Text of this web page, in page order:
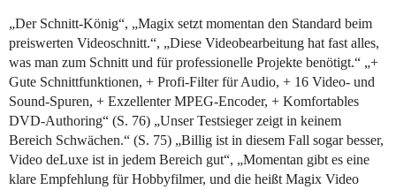
„Der Schnitt-König“, „Magix setzt momentan den Standard beim
preiswerten Videoschnitt.“, „Diese Videobearbeitung hat fast alles,
was man zum Schnitt und für professionelle Projekte benötigt.“ „+
Gute Schnittfunktionen, + Profi-Filter für Audio, + 16 Video- und
Sound-Spuren, + Exzellenter MPEG-Encoder, + Komfortables
DVD-Authoring“ (S. 76) „Unser Testsieger zeigt in keinem
Bereich Schwächen.“ (S. 75) „Billig ist in diesem Fall sogar besser,
Video deLuxe ist in jedem Bereich gut“, „Momentan gibt es eine
klare Empfehlung für Hobbyfilmer, und die heißt Magix Video